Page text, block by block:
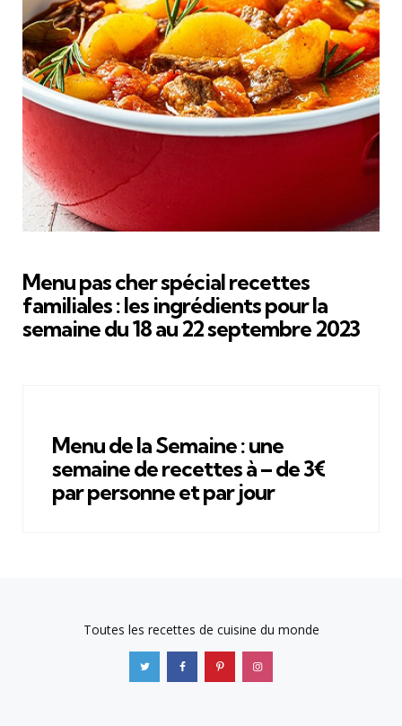
Menu pas cher spécial recettes
familiales : les ingrédients pour la
semaine du 18 au 22 septembre 2023
Menu de la Semaine : une
semaine de recettes à – de 3€
par personne et par jour
Toutes les recettes de cuisine du monde